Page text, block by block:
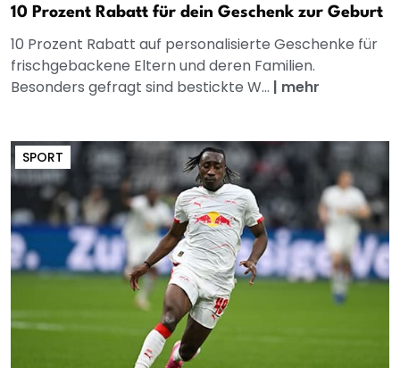
10 Prozent Rabatt für dein Geschenk zur Geburt
10 Prozent Rabatt auf personalisierte Geschenke für
frischgebackene Eltern und deren Familien.
Besonders gefragt sind bestickte W... | mehr
SPORT